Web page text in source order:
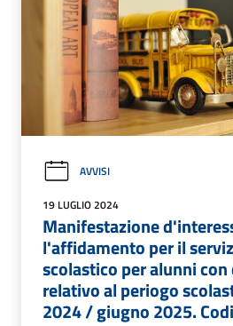
AVVISI
19 LUGLIO 2024
Manifestazione
l'affidamento per il
scolastico per alunni
relativo al periogo
2024 / giugno 2025.